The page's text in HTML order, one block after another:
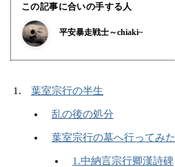
この記事に合いの手する人
平安暴走戦士～chiaki~
葉室宗行の半生
乱の後の処分
葉室宗行の墓へ行ってみた
1.中納言宗行卿漢詩碑